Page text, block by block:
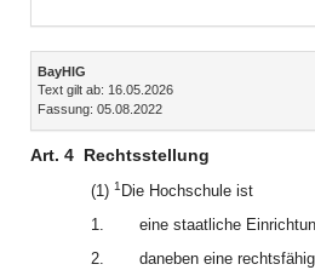
Inhalt
BayHIG
Text gilt ab: 16.05.2026
Fassung: 05.08.2022
Art. 4 Rechtsstellung
(1) 1 Die Hochschule ist
1.
eine staatliche
2.
daneben eine